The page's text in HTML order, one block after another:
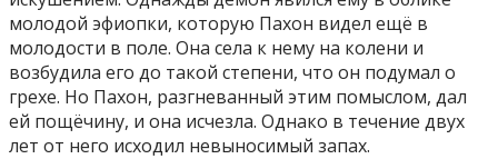
молодой эфиопки, которую Пахон видел ещё в
молодости в поле. Она села к нему на колени и
возбудила его до такой степени, что он подумал о
грехе. Но Пахон, разгневанный этим помыслом, дал
ей пощёчину, и она исчезла. Однако в течение двух
лет от него исходил невыносимый запах.